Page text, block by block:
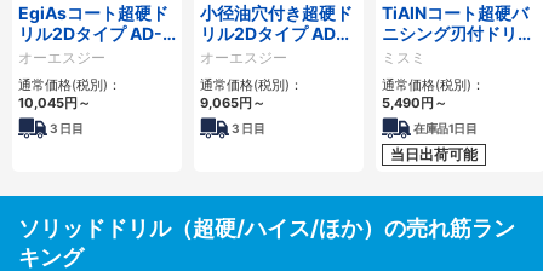
EgiAsコート超硬ド
リル2Dタイプ AD-
2D
オーエスジー
通常価格(税別)：
10,045円～
3 日目
小径油穴付き超硬ド
リル2Dタイプ ADO-
MICRO 2D
オーエスジー
通常価格(税別)：
9,065円～
3 日目
TiAlNコート超硬バ
ニシング刃付ドリル
スタブ（オイルホー
ル無）
ミスミ
通常価格(税別)：
5,490円～
在庫品1日目
当日出荷可能
ソリッドドリル（超硬/ハイス/ほか）の売れ筋ラン
キング